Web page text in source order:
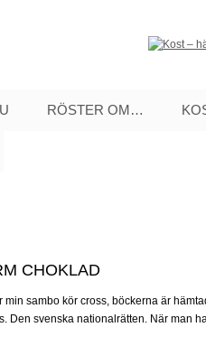
RÖSTER OM…
CHOKLAD
min sambo kör cross, böckerna är
Den svenska nationalrätten. När man